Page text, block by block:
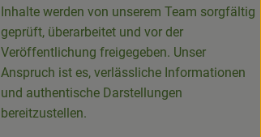
Inhalte werden von unserem Team sorgfältig
geprüft, überarbeitet und vor der
Veröffentlichung freigegeben. Unser
Anspruch ist es, verlässliche Informationen
und authentische Darstellungen
bereitzustellen.